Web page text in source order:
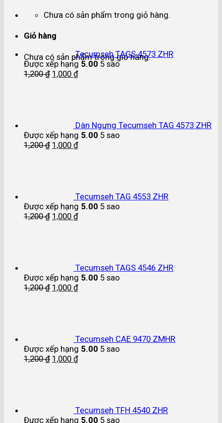
Chưa có sản phẩm trong giỏ hàng.
Giỏ hàng
Chưa có sản phẩm trong giỏ hàng.
Tecumseh TAGS 4573 ZHR
Được xếp hạng 5.00 5 sao
1,200₫ 1,000 ₫
Dàn Ngưng Tecumseh TAG 4573 ZHR
Được xếp hạng 5.00 5 sao
1,200₫ 1,000 ₫
Tecumseh TAG 4553 ZHR
Được xếp hạng 5.00 5 sao
1,200₫ 1,000 ₫
Tecumseh TAGS 4546 ZHR
Được xếp hạng 5.00 5 sao
1,200₫ 1,000 ₫
Tecumseh CAE 9470 ZMHR
Được xếp hạng 5.00 5 sao
1,200₫ 1,000 ₫
Tecumseh TFH 4540 ZHR
Được xếp hạng 5.00 5 sao